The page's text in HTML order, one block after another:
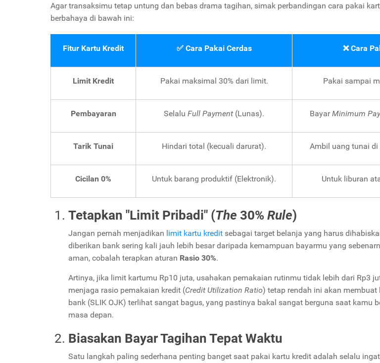
Agar transaksimu tetap untung dan bebas drama tagihan, simak perbandingan cara pakai
berbahaya di bawah ini:
Fitur Kartu Kredit ✅ Cara Pakai Cerdas ❌ Cara
Limit Kredit Pakai maksimal 30% dari limit. Pakai sampai
Pembayaran Selalu Full Payment (Lunas). BayarMinimum
Tarik Tunai Hindari total (kecuali darurat). Ambil uang tunai
Cicilan 0% Untuk barang produktif (Elektronik). Untuk liburan
Tetapkan "Limit Pribadi" (The 30% Rule)
Jangan pernah menjadikan limit kartu kredit sebagai target belanja yang harus
diberikan bank sering kali jauh lebih besar daripada kemampuan bayarmu yang
aman, cobalah terapkan aturan Rasio 30%.
Artinya, jika limit kartumu Rp10 juta, usahakan pemakaian rutinmu tidak lebih dari Rp3
menjaga rasio pemakaian kredit (Credit Utilization Ratio) tetap rendah ini akan
bank (SLIK OJK) terlihat sangat bagus, yang pastinya bakal sangat berguna saat kamu
masa depan.
Biasakan Bayar Tagihan Tepat Waktu
Satu langkah paling sederhana penting banget saat pakai kartu kredit adalah selalu